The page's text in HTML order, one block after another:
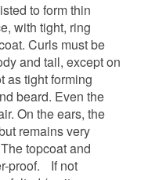
to form thin
with tight, ring
Curls must be
and tail, except on
as tight forming
beard. Even the
On the ears, the
remains very
topcoat and
proof. If not